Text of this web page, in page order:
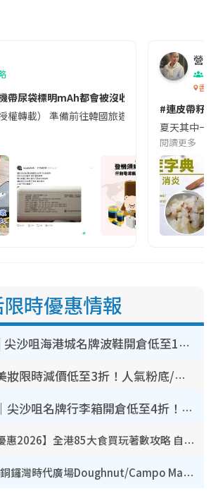
帶尿袋標明mAh都會被沒收😱出發前切記檢查
授權轉載） 準備前往韓國旅遊的民眾，近期要
營養
香港
#連皮帶籽
夏天其中一
閱讀更多
時優惠情報
開倉優惠 | 尖沙咀海港城名牌波鞋開倉低至1折！On鞋$899起／Joy&Peace鞋履$98起
CHANEL美妝限時減價低至3折！人氣粉底/唇膏/精華液低至$275！COCO香水都有平
開倉優惠｜尖沙咀名牌行李箱開倉低至4折！一連5日 American Tourister/ace./Hallmark $200起！
【8月生日優惠2026】全港85大食買玩著數攻略 自助餐/火鍋放題同行免費＋誠品/DONKI送現金券
開倉優惠｜銅鑼灣時代廣場Doughnut/Campo Marzio開倉低至1折！背囊、書包、手袋劈價$200起